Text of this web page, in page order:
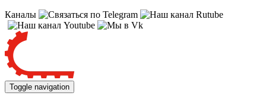
Каналы
Toggle navigation